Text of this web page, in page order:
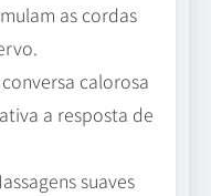
as cordas
calorosa
a resposta de
suaves